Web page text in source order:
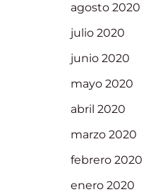
agosto 2020
julio 2020
junio 2020
mayo 2020
abril 2020
marzo 2020
febrero 2020
enero 2020